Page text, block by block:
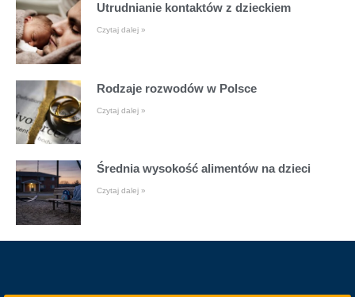
Utrudnianie kontaktów z dzieckiem
Czytaj dalej »
Rodzaje rozwodów w Polsce
Czytaj dalej »
Średnia wysokość alimentów na dzieci
Czytaj dalej »